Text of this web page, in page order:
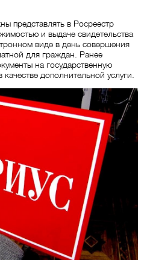
представлять в Росреестр
и выдаче свидетельства
виде в день совершения
для граждан. Ранее
на государственную
дополнительной услуги.